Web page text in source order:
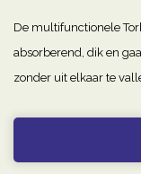
De multifunctionele
absorberend, dik en
zonder uit elkaar te